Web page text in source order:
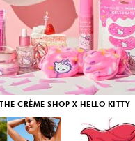
THE CRÈME SHOP X HELLO KITTY
3